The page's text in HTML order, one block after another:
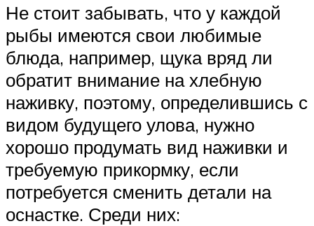
Не стоит забывать, что у каждой
рыбы имеются свои любимые
блюда, например, щука вряд ли
обратит внимание на хлебную
наживку, поэтому, определившись с
видом будущего улова, нужно
хорошо продумать вид наживки и
требуемую прикормку, если
потребуется сменить детали на
оснастке. Среди них: